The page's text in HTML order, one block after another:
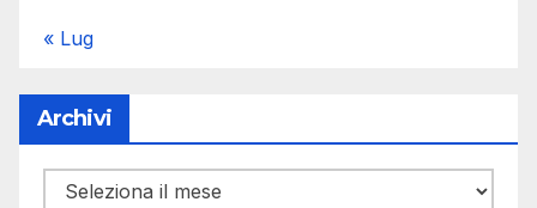
« Lug
Archivi
Archivi